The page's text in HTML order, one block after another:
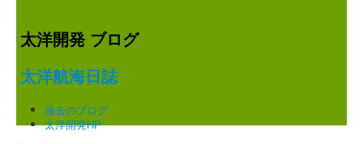
太洋開発 ブログ
太洋航海日誌
過去のブログ
太洋開発HP